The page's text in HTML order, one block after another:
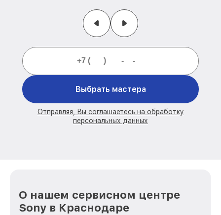
Выбрать мастера
Отправляя, Вы соглашаетесь на обработку
персональных данных
О нашем сервисном центре
Sony в Краснодаре